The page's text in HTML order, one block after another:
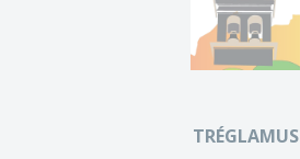
TRÉGLAMUS